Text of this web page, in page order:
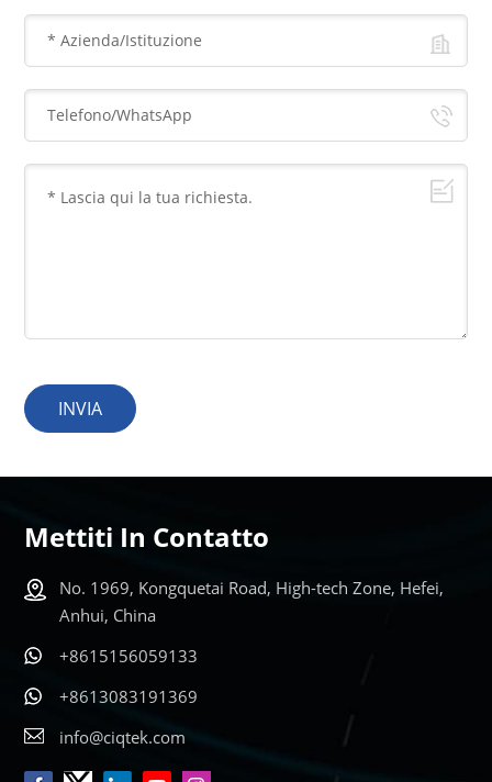
INVIA
Mettiti In Contatto
No. 1969, Kongquetai Road, High-tech Zone, Hefei,
Anhui, China
+8615156059133
+8613083191369
info@ciqtek.com